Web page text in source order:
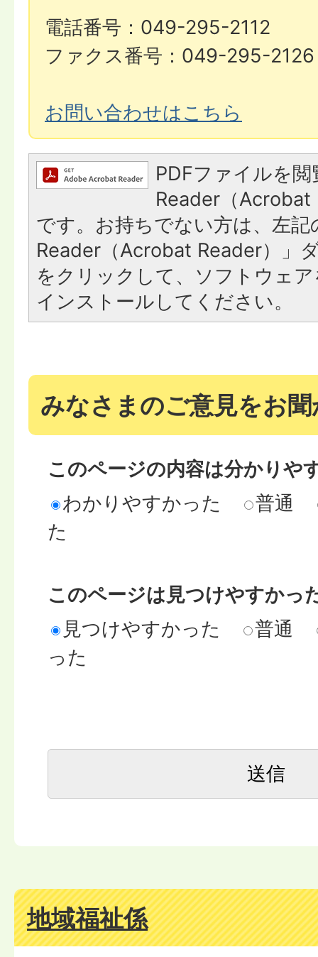
電話番号：049-295-2112
ファクス番号：049-295-2126
お問い合わせはこちら
PDFファイルを
Reader（Acrobat
です。お持ちでない方は、左
Reader（Acrobat Reader）」
をクリックして、ソフトウェ
インストールしてください。
みなさまのご意見をお
このページの内容は分かりや
わかりやすかった
普通
た
このページは見つけやすかっ
見つけやすかった
普通
った
地域福祉係